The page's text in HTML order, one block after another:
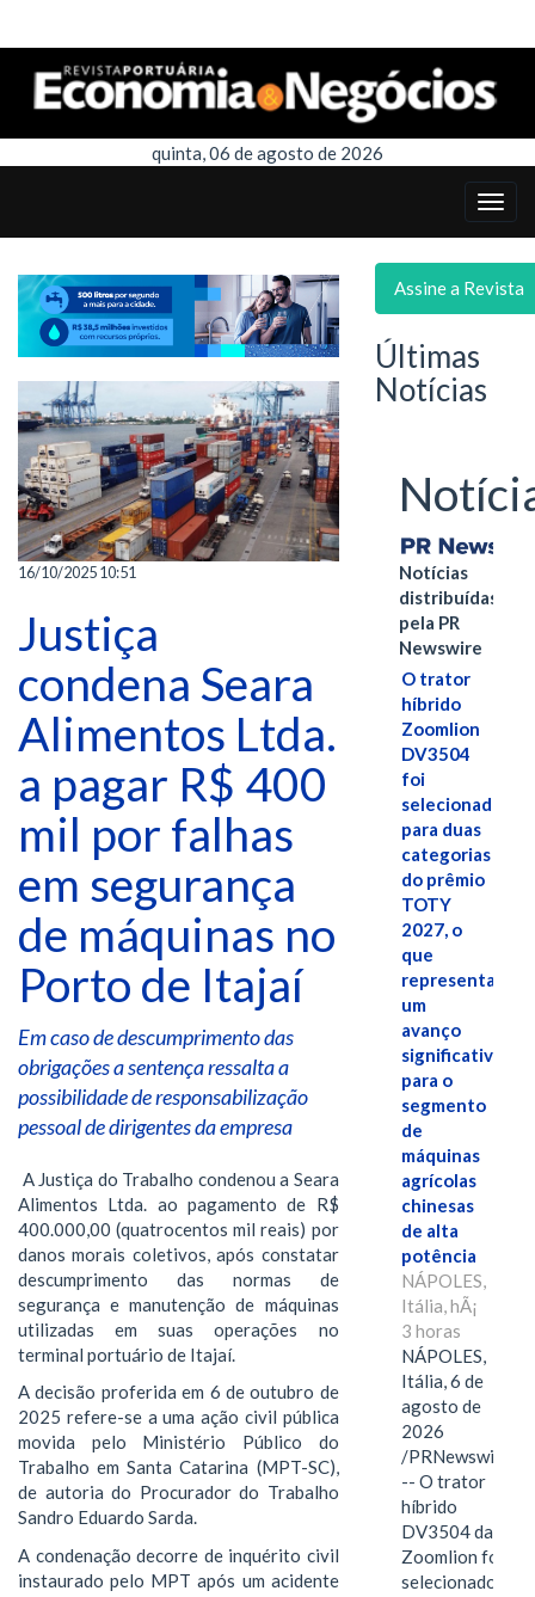
quinta, 06 de agosto de 2026
16/10/2025 10:51
Justiça
condena Seara
Alimentos Ltda.
a pagar R$ 400
mil por falhas
em segurança
de máquinas no
Porto de Itajaí
Em caso de descumprimento das
obrigações a sentença ressalta a
possibilidade de responsabilização
pessoal de dirigentes da empresa
A Justiça do Trabalho condenou a Seara
Alimentos Ltda. ao pagamento de R$
400.000,00 (quatrocentos mil reais) por
danos morais coletivos, após constatar
descumprimento das normas de
segurança e manutenção de máquinas
utilizadas em suas operações no
terminal portuário de Itajaí.
A decisão proferida em 6 de outubro de
2025 refere-se a uma ação civil pública
movida pelo Ministério Público do
Trabalho em Santa Catarina (MPT-SC),
de autoria do Procurador do Trabalho
Sandro Eduardo Sarda.
A condenação decorre de inquérito civil
instaurado pelo MPT após um acidente
Assine a Revista
Últimas
Notícias
Notícias
distribuídas
pela PR
Newswire
O trator
híbrido
Zoomlion
DV3504
foi
selecionado
para duas
categorias
do prêmio
TOTY
2027, o
que
representa
um
avanço
significativo
para o
segmento
de
máquinas
agrícolas
chinesas
de alta
potência
NÁPOLES,
Itália, hÃ¡
3 horas
NÁPOLES,
Itália, 6 de
agosto de
2026
/PRNewswire/
-- O trator
híbrido
DV3504 da
Zoomlion foi
selecionado